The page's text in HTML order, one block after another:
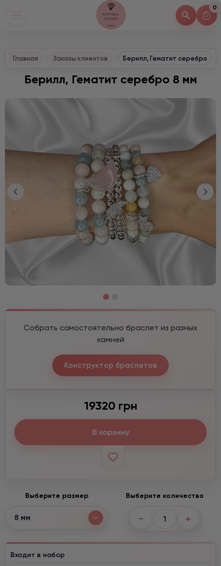
0
Главная Заказы клиентов Берилл, Гематит серебро
Берилл, Гематит серебро 8 мм
Собрать самостоятельно браслет из разных
камней
Конструктор браслетов
19320 грн
В корзину
Выберите размер
8 мм
Выберите количество
− +
Входит в набор